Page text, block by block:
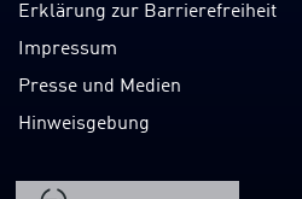
Erklärung zur Barrierefreiheit
Impressum
Presse und Medien
Hinweisgebung